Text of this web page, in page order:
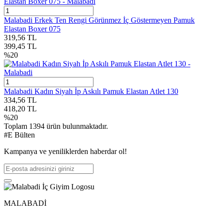
Malabadi Erkek Ten Rengi Görünmez İç Göstermeyen Pamuk
Elastan Boxer 075
319,56 TL
399,45 TL
%20
Malabadi Kadın Siyah İp Askılı Pamuk Elastan Atlet 130
334,56 TL
418,20 TL
%20
Toplam 1394 ürün bulunmaktadır.
#E Bülten
Kampanya ve yeniliklerden haberdar ol!
MALABADİ